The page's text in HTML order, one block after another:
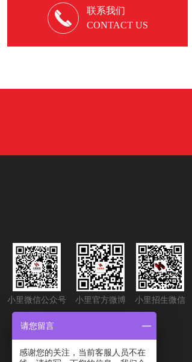
联系我们
CONTACT US
小里微信公众号 小里官方微博 小里招生微信
请您留言
感谢您的关注，当前客服人员不在